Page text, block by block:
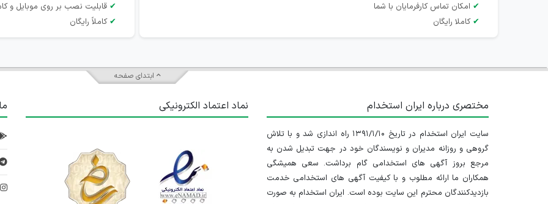
✔ امکان تماس کارفرمایان با شما
✔ کاملا رایگان
✔ قابلیت نصب بر روی موبایل و
✔ کاملاً رایگان
ابتدای صفحه
مختصری درباره ایران استخدام
سایت ایران استخدام در تاریخ ۱۳۹۱/۱/۱۰ راه اندازی شد و با تلاش
گروهی و روزانه مدیران و نویسندگان خود در جهت تبدیل شدن به
مرجع بروز آگهی های استخدامی گام برداشت. سعی همیشگی
همکاران ما ارائه مطلوب و با کیفیت آگهی های استخدامی خدمت
بازدیدکنندگان محترم این سایت بوده است. ایران استخدام به صورت
نماد اعتماد الکترونیکی